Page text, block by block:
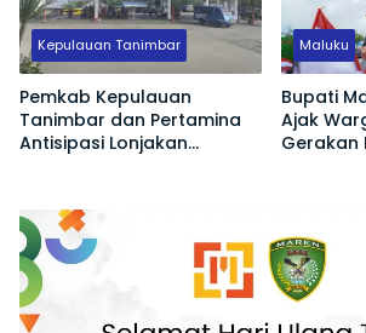
Kepulauan Tanimbar
Pemkab Kepulauan
Tanimbar dan Pertamina
Antisipasi Lonjakan
Masela
Maluku
Bupati
Ajak
Gerakan